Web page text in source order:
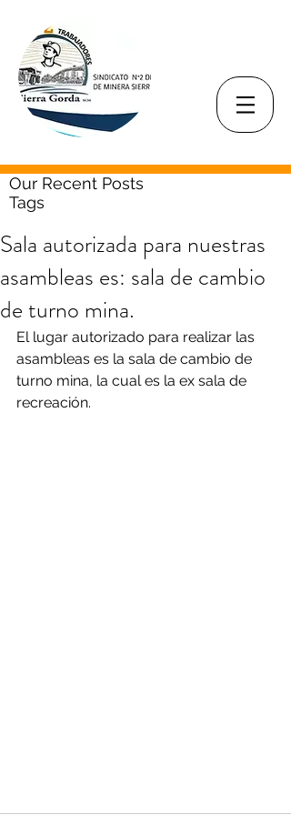
Our Recent Posts
Tags
Sala autorizada para nuestras
asambleas es: sala de cambio
de turno mina.
El lugar autorizado para realizar las
asambleas es la sala de cambio de
turno mina, la cual es la ex sala de
recreación.